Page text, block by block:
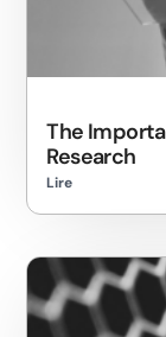
The
Research
Lire